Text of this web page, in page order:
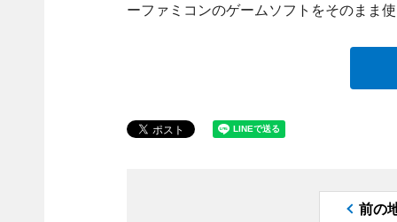
ーファミコンのゲームソフトをそのまま
前の